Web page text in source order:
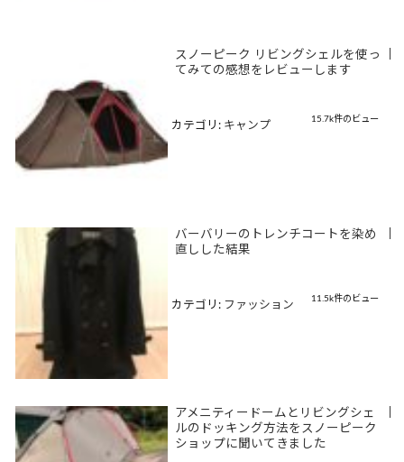
スノーピーク リビングシェルを使っ
てみての感想をレビューします
15.7k件のビュー
カテゴリ: キャンプ
バーバリーのトレンチコートを染め
直しした結果
11.5k件のビュー
カテゴリ: ファッション
アメニティードームとリビングシェ
ルのドッキング方法をスノーピーク
ショップに聞いてきました